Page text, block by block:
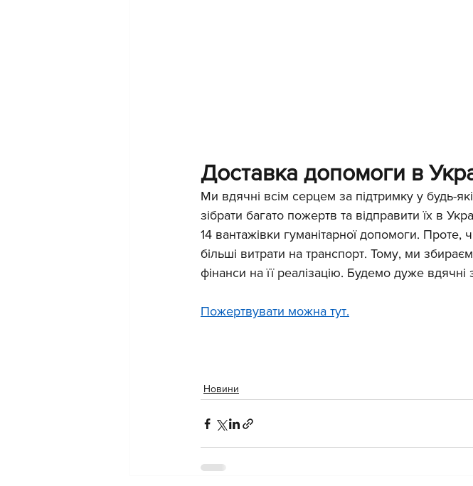
Доставка допомоги в
Ми вдячні всім серцем за підтримку у будь-
зібрати багато пожертв та відправити їх в
14 вантажівки гуманітарної допомоги.
більші витрати на транспорт. Тому, ми
фінанси на її реалізацію. Будемо дуже
Пожертвувати можна тут.
Новини